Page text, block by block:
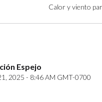
Calor y viento
Espejo
2025 - 8:46 AM GMT-0700